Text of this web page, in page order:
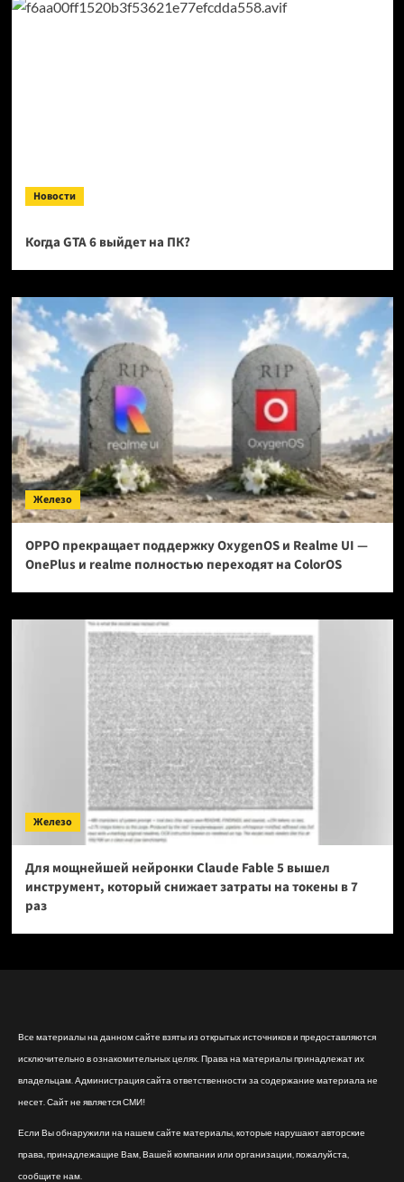
Новости
Когда GTA 6 выйдет на ПК?
Железо
OPPO прекращает поддержку OxygenOS и Realme UI —
OnePlus и realme полностью переходят на ColorOS
Железо
Для мощнейшей нейронки Claude Fable 5 вышел
инструмент, который снижает затраты на токены в 7
раз
Все материалы на данном сайте взяты из открытых источников и предоставляются
исключительно в ознакомительных целях. Права на материалы принадлежат их
владельцам. Администрация сайта ответственности за содержание материала не
несет. Сайт не является СМИ!
Если Вы обнаружили на нашем сайте материалы, которые нарушают авторские
права, принадлежащие Вам, Вашей компании или организации, пожалуйста,
сообщите нам.